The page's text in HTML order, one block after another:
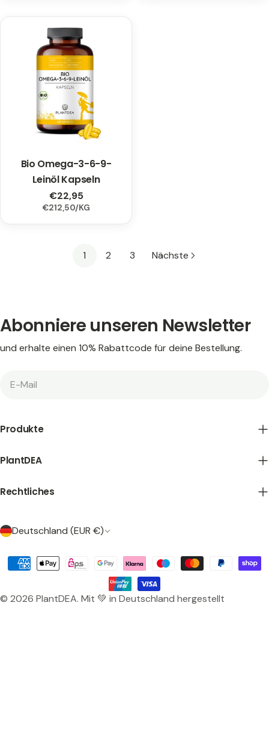
Typ:
Bio Omega-3-6-9-
Leinöl Kapseln
Regulärer
Preis
€22,95
EINZELPREIS
€212,50/PRO
KG
1 2 3 Nächste
Abonniere unseren Newsletter
und erhalte einen 10% Rabattcode für deine Bestellung.
Produkte
PlantDEA
Rechtliches
L
n
/
Deutschland (EUR €)
© 2026 PlantDEA. Mit 💚 in Deutschland hergestellt
Zahlungsarten